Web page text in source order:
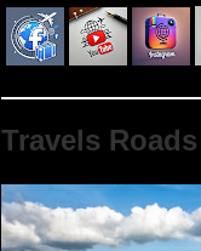
Travels Roads